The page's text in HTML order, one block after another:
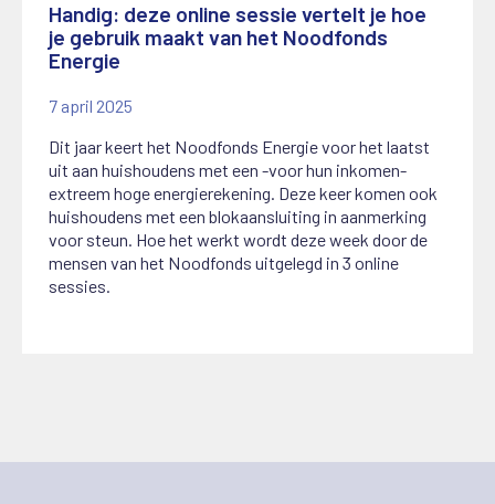
Handig: deze online sessie vertelt je hoe
je gebruik maakt van het Noodfonds
Energie
7 april 2025
Dit jaar keert het Noodfonds Energie voor het laatst
uit aan huishoudens met een -voor hun inkomen-
extreem hoge energierekening. Deze keer komen ook
huishoudens met een blokaansluiting in aanmerking
voor steun. Hoe het werkt wordt deze week door de
mensen van het Noodfonds uitgelegd in 3 online
sessies.